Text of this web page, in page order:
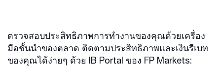
ตรวจสอบประสิทธิภาพการทำงานของคุณด้วยเครื่อง
มือชั้นนำของตลาด ติดตามประสิทธิภาพและเงินรีเบท
ของคุณได้ง่ายๆ ด้วย IB Portal ของ FP Markets: